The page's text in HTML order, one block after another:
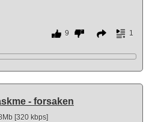
9 1
- forsaken
[320 kbps]